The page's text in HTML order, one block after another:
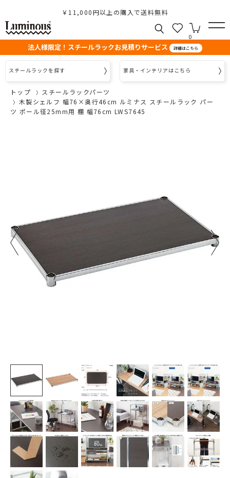
￥11,000円以上の購入で送料無料
0
法人様限定！スチールラックお見積りサービス 詳細はこちら
スチールラックを探す 家具・インテリアはこちら
トップ
スチールラックパーツ
木製シェルフ 幅76×奥行46cm ルミナス スチールラック パー
ツ ポール径25mm用 棚 幅76cm LWS7645